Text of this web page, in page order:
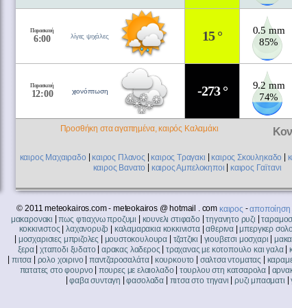
Προσθήκη στα αγαπημένα, καιρός Καλαμάκι
καιρος Μαχαιραδο |καιρος Πλανος |καιρος Τραγακι |καιρος Σκουληκαδο
καιρος Βανατο | καιρος Αμπελοκηποι | καιρος Γαϊτανι
Παρασκευή
6:00 λίγες ψιχάλες 15 °
0.5 mm
85%
Παρασκευή
12:00 χιονόπτωση -273 °
9.2 mm
74%
© 2011 meteokairos.com - meteokairos @ hotmail . com καιρος -αποποίηση
μακαρονακι |πως φτιαχνω προζυμι | κουνελι στιφαδο |τηγανητο ρυζι |
κοκκινιστος |λαχανορυζο | καλαμαρακια κοκκινιστα|αθερινα |μπεργκερ
μοσχαρισιες μπριζολες μουστοκουλουρα τζατζικι γιουβετσι μοσχαρι
ξερα| χταποδι ξυδατο αρακας λαδερος τραχανας με κοτοπουλο και γαλα|
|πιτσα ρολο χοιρινο παντζαροσαλάτα| κουρκουτο σαλτσα ντοματας
πατατες στο φουρνο
πουρες με ελαιολαδο τουρλου στη κατσαρολα
|φαβα συνταγη |φασολαδα | πιτσα στο τηγανι |ρυζι μπασματι |